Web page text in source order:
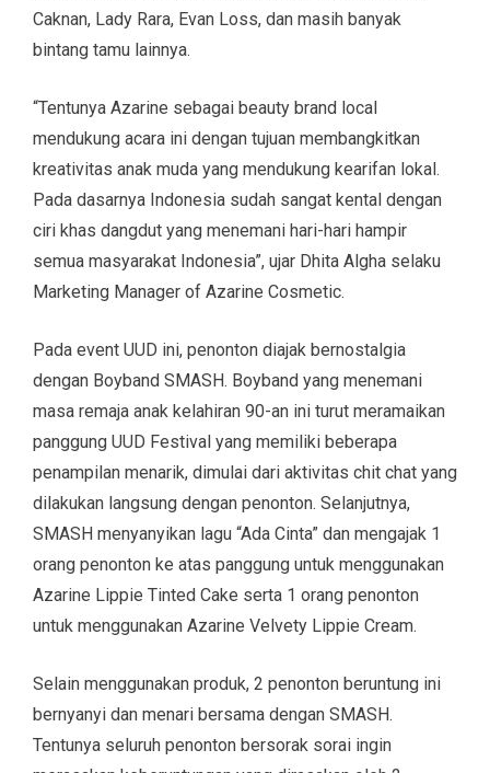
Caknan, Lady Rara, Evan Loss, dan masih banyak
bintang tamu lainnya.
“Tentunya Azarine sebagai beauty brand local
mendukung acara ini dengan tujuan membangkitkan
kreativitas anak muda yang mendukung kearifan lokal.
Pada dasarnya Indonesia sudah sangat kental dengan
ciri khas dangdut yang menemani hari-hari hampir
semua masyarakat Indonesia”, ujar Dhita Algha selaku
Marketing Manager of Azarine Cosmetic.
Pada event UUD ini, penonton diajak bernostalgia
dengan Boyband SMASH. Boyband yang menemani
masa remaja anak kelahiran 90-an ini turut meramaikan
panggung UUD Festival yang memiliki beberapa
penampilan menarik, dimulai dari aktivitas chit chat yang
dilakukan langsung dengan penonton. Selanjutnya,
SMASH menyanyikan lagu “Ada Cinta” dan mengajak 1
orang penonton ke atas panggung untuk menggunakan
Azarine Lippie Tinted Cake serta 1 orang penonton
untuk menggunakan Azarine Velvety Lippie Cream.
Selain menggunakan produk, 2 penonton beruntung ini
bernyanyi dan menari bersama dengan SMASH.
Tentunya seluruh penonton bersorak sorai ingin